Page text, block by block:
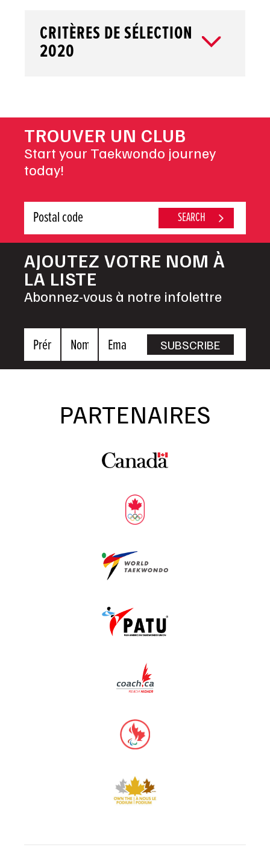
CRITÈRES DE SÉLECTION
2020
TROUVER UN CLUB
Start your Taekwondo journey
today!
AJOUTEZ VOTRE NOM À
LA LISTE
Abonnez-vous à notre infolettre
PrénomNom Email SUBSCRIBE
PARTENAIRES